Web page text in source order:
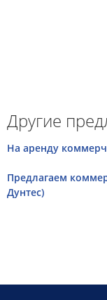
Другие
Hа аренду
Предлагаем
Дунтес)